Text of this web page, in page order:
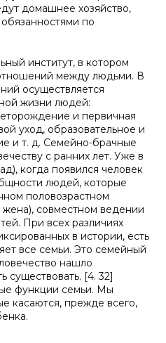
домашнее хозяйство,
по
институт, в котором
между людьми. В
осуществляется
жизни людей:
и первичная
уход, образовательное и
и т. д. Семейно-брачные
с ранних лет. Уже в
когда появился человек
людей, которые
половозрастном
совместном ведении
При всех различиях
в истории, есть
все семьи. Это семейный
нашло
существовать. [4. 32]
функции семьи. Мы
касаются, прежде всего,